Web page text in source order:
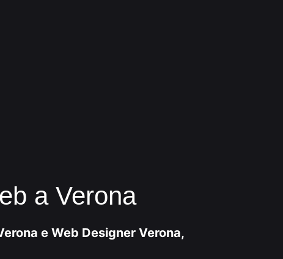
a Verona
e Web Designer Verona,